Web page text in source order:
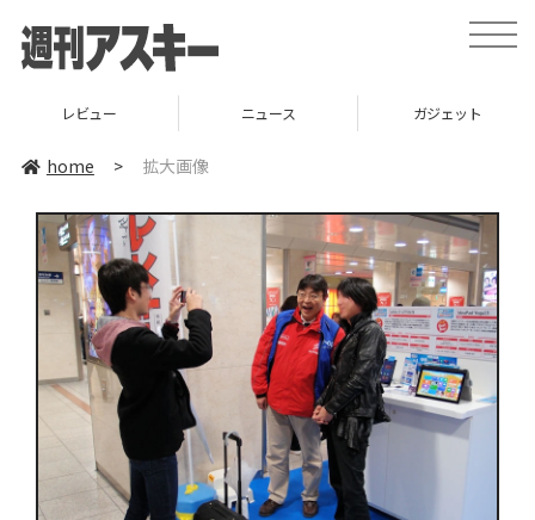
toggle
レビュー ニュース ガジェット
home > 拡大画像